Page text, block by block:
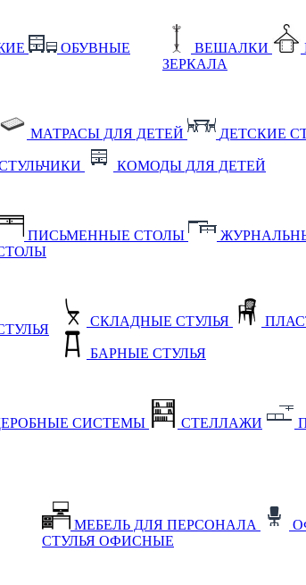
ОБУВНЫЕ
ВЕШАЛКИ
ЗЕРКАЛА
МАТРАСЫ ДЛЯ ДЕТЕЙ ДЕТСКИЕ
КОМОДЫ ДЛЯ ДЕТЕЙ
ПИСЬМЕННЫЕ СТОЛЫ
СКЛАДНЫЕ СТУЛЬЯ
БАРНЫЕ СТУЛЬЯ
СИСТЕМЫ СТЕЛЛАЖИ
МЕБЕЛЬ ДЛЯ ПЕРСОНАЛА
СТУЛЬЯ ОФИСНЫЕ